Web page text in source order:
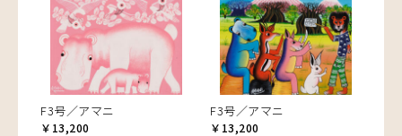
F3号／アマニ
￥13,200
F3号／アマニ
￥13,200